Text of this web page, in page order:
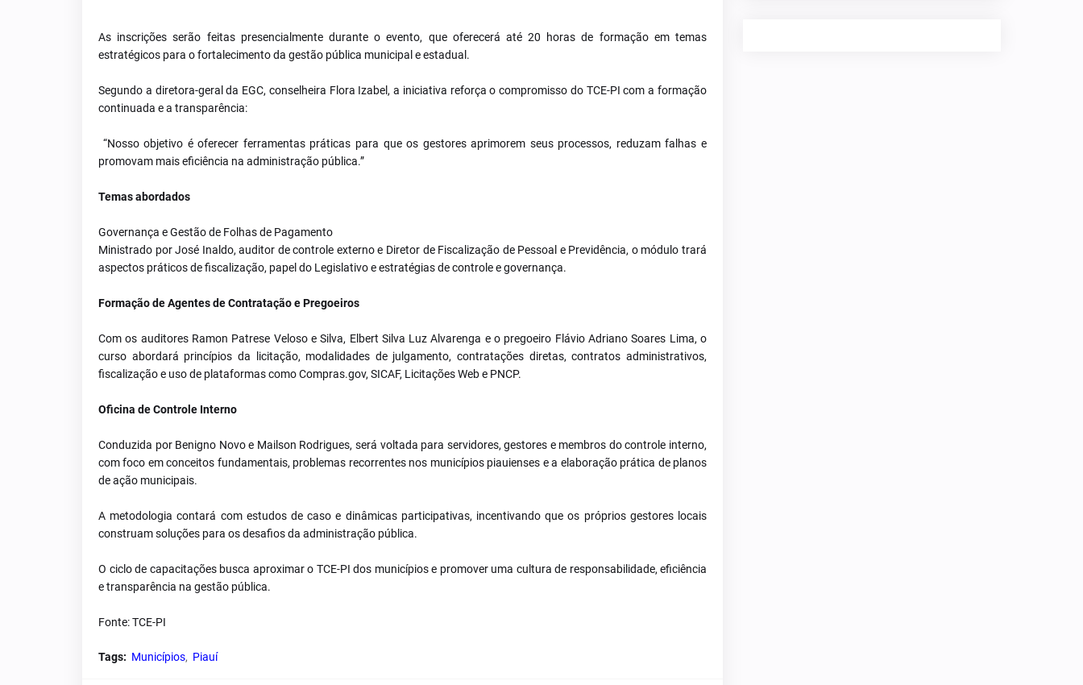
As inscrições serão feitas presencialmente durante o evento, que oferecerá até 20 horas de formação em temas
estratégicos para o fortalecimento da gestão pública municipal e estadual.
Segundo a diretora-geral da EGC, conselheira Flora Izabel, a iniciativa reforça o compromisso do TCE-PI com a formação
continuada e a transparência:
“Nosso objetivo é oferecer ferramentas práticas para que os gestores aprimorem seus processos, reduzam falhas e
promovam mais eficiência na administração pública.”
Temas abordados
Governança e Gestão de Folhas de Pagamento
Ministrado por José Inaldo, auditor de controle externo e Diretor de Fiscalização de Pessoal e Previdência, o módulo trará
aspectos práticos de fiscalização, papel do Legislativo e estratégias de controle e governança.
Formação de Agentes de Contratação e Pregoeiros
Com os auditores Ramon Patrese Veloso e Silva, Elbert Silva Luz Alvarenga e o pregoeiro Flávio Adriano Soares Lima, o
curso abordará princípios da licitação, modalidades de julgamento, contratações diretas, contratos administrativos,
fiscalização e uso de plataformas como Compras.gov, SICAF, Licitações Web e PNCP.
Oficina de Controle Interno
Conduzida por Benigno Novo e Mailson Rodrigues, será voltada para servidores, gestores e membros do controle interno,
com foco em conceitos fundamentais, problemas recorrentes nos municípios piauienses e a elaboração prática de planos
de ação municipais.
A metodologia contará com estudos de caso e dinâmicas participativas, incentivando que os próprios gestores locais
construam soluções para os desafios da administração pública.
O ciclo de capacitações busca aproximar o TCE-PI dos municípios e promover uma cultura de responsabilidade, eficiência
e transparência na gestão pública.
Fonte: TCE-PI
Tags: Municípios Piauí